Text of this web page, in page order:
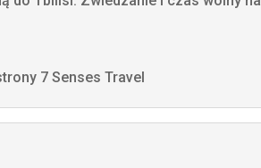
7 Senses Travel